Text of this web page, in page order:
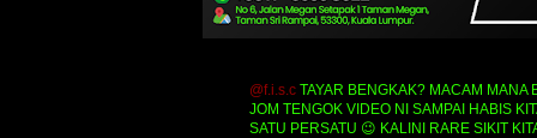
@f.i.s.c TAYAR BENGKAK? MACAM MANA
JOM TENGOK VIDEO NI SAMPAI HABIS
SATU PERSATU 😉 KALINI RARE SIKIT